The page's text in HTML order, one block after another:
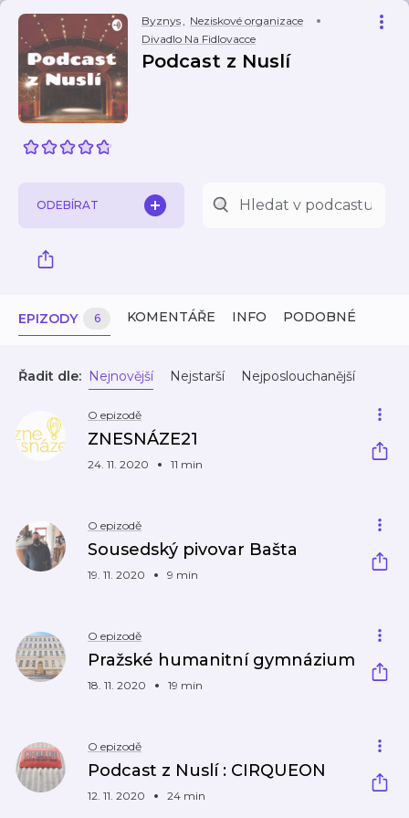
Byznys, Neziskové organizace
Divadlo Na Fidlovacce
Podcast z Nuslí
ODEBÍRAT
EPIZODY 6 KOMENTÁŘE INFO PODOBNÉ
Řadit dle: Nejnovější Nejstarší Nejposlouchanější
O epizodě
ZNESNÁZE21
24. 11. 2020 11 min
O epizodě
Sousedský pivovar Bašta
19. 11. 2020 9 min
O epizodě
Pražské humanitní gymnázium
18. 11. 2020 19 min
O epizodě
Podcast z Nuslí : CIRQUEON
12. 11. 2020 24 min